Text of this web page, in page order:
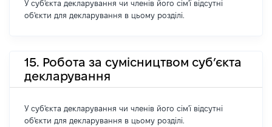
У суб'єкта декларування чи членів його сім'ї відсутні
об'єкти для декларування в цьому розділі.
15. Робота за сумісництвом суб’єкта
декларування
У суб'єкта декларування чи членів його сім'ї відсутні
об'єкти для декларування в цьому розділі.